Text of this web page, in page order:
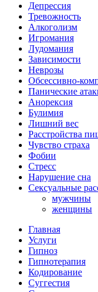
Депрессия
Тревожность
Алкоголизм
Игромания
Лудомания
Зависимости
Неврозы
Обсессивно-
Панические
Анорексия
Булимия
Лишний вес
Расстройства
Чувство страха
Фобии
Стресс
Нарушение сна
Сексуальные
мужчины
женщины
Главная
Услуги
Гипноз
Гипнотерапия
Кодирование
Суггестия